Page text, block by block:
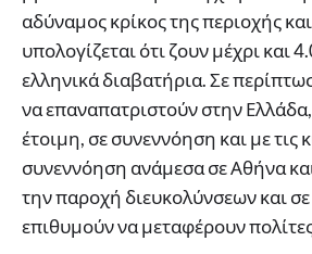
αδύναμος κρίκος της περιοχής
υπολογίζεται ότι ζουν μέχρι και
ελληνικά διαβατήρια. Σε
να επαναπατριστούν στην
έτοιμη, σε συνεννόηση και με τις
συνεννόηση ανάμεσα σε Αθήνα
την παροχή διευκολύνσεων και
επιθυμούν να μεταφέρουν